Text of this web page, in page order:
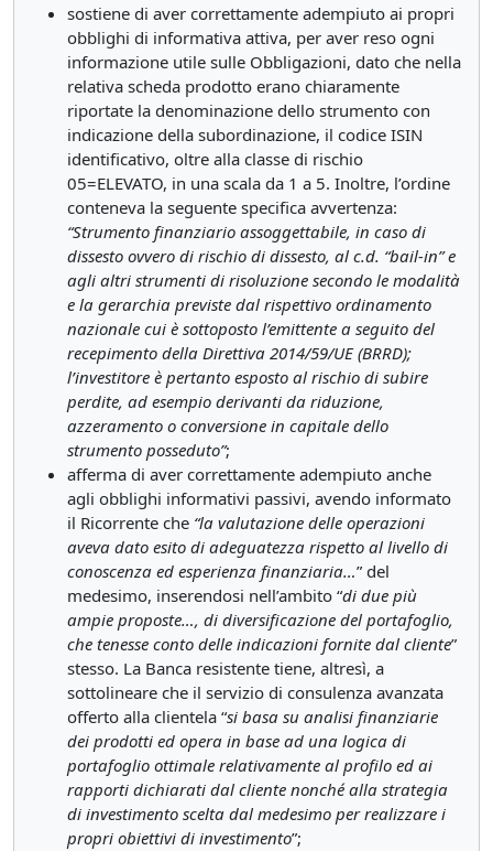
sostiene di aver correttamente adempiuto ai propri
obblighi di informativa attiva, per aver reso ogni
informazione utile sulle Obbligazioni, dato che nella
relativa scheda prodotto erano chiaramente
riportate la denominazione dello strumento con
indicazione della subordinazione, il codice ISIN
identificativo, oltre alla classe di rischio
05=ELEVATO, in una scala da 1 a 5. Inoltre, l’ordine
conteneva la seguente specifica avvertenza:
“Strumento finanziario assoggettabile, in caso di
dissesto ovvero di rischio di dissesto, al c.d. “bail-in” e
agli altri strumenti di risoluzione secondo le modalità
e la gerarchia previste dal rispettivo ordinamento
nazionale cui è sottoposto l’emittente a seguito del
recepimento della Direttiva 2014/59/UE (BRRD);
l’investitore è pertanto esposto al rischio di subire
perdite, ad esempio derivanti da riduzione,
azzeramento o conversione in capitale dello
strumento posseduto”;
afferma di aver correttamente adempiuto anche
agli obblighi informativi passivi, avendo informato
il Ricorrente che “la valutazione delle operazioni
aveva dato esito di adeguatezza rispetto al livello di
conoscenza ed esperienza finanziaria…” del
medesimo, inserendosi nell’ambito “di due più
ampie proposte…, di diversificazione del portafoglio,
che tenesse conto delle indicazioni fornite dal cliente”
stesso. La Banca resistente tiene, altresì, a
sottolineare che il servizio di consulenza avanzata
offerto alla clientela “si basa su analisi finanziarie
dei prodotti ed opera in base ad una logica di
portafoglio ottimale relativamente al profilo ed ai
rapporti dichiarati dal cliente nonché alla strategia
di investimento scelta dal medesimo per realizzare i
propri obiettivi di investimento”;